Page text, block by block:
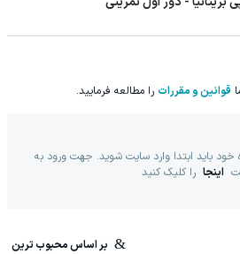
قوانین و مقررات را مطالعه فرمایید.
خود باید ابتدا وارد سایت شوید. جهت ورود به
اینجا را کلیک کنید
بر اساس محبوب ترین